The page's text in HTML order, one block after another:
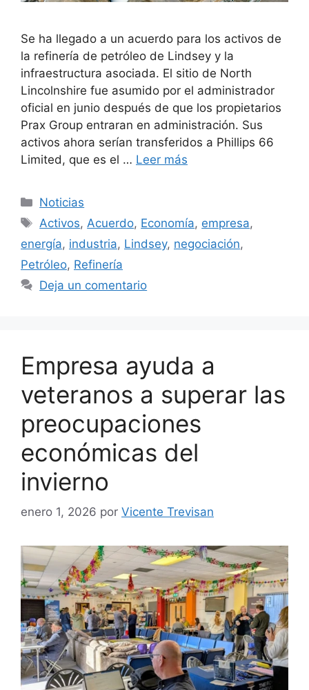
Se ha llegado a un acuerdo para los activos de
la refinería de petróleo de Lindsey y la
infraestructura asociada. El sitio de North
Lincolnshire fue asumido por el administrador
oficial en junio después de que los propietarios
Prax Group entraran en administración. Sus
activos ahora serían transferidos a Phillips 66
Limited, que es el … Leer más
Categorías
Noticias
Etiquetas
Activos, Acuerdo, Economía, empresa,
energía, industria, Lindsey, negociación,
Petróleo, Refinería
Deja un comentario
Empresa ayuda a
veteranos a superar las
preocupaciones
económicas del
invierno
enero 1, 2026 por Vicente Trevisan